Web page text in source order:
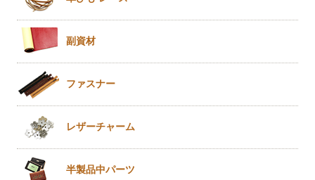
副資材
ファスナー
レザーチャーム
半製品中パーツ